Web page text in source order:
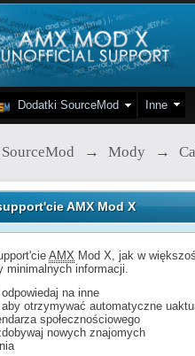
Dodatki SourceMod Inne
→ Mody →
AMX Mod X
AMX Mod X, jak w
informacji.
na inne
otrzymywać automatyczne
społecznościowego
nowych znajomych